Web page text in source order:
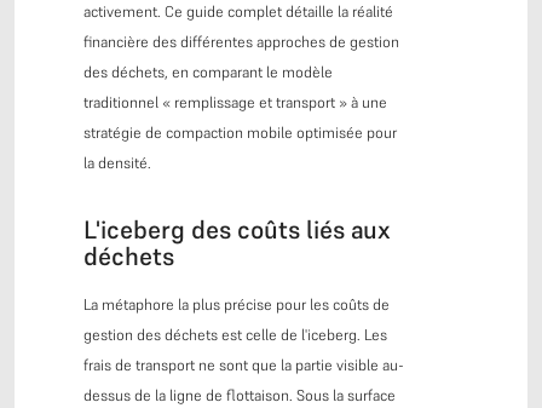
activement. Ce guide complet détaille la réalité
financière des différentes approches de gestion
des déchets, en comparant le modèle
traditionnel « remplissage et transport » à une
stratégie de compaction mobile optimisée pour
la densité.
L'iceberg des coûts liés aux
déchets
La métaphore la plus précise pour les coûts de
gestion des déchets est celle de l'iceberg. Les
frais de transport ne sont que la partie visible au-
dessus de la ligne de flottaison. Sous la surface